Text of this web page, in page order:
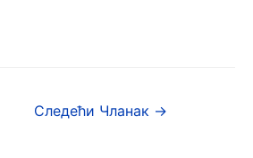
Следећи Чланак →